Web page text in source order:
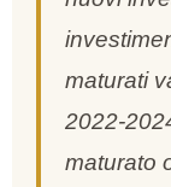
maturati
2022-
maturato